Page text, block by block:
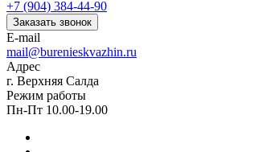
+7 (904) 384-44-90
Заказать звонок
E-mail
mail@burenieskvazhin.ru
Адрес
г. Верхняя Салда
Режим работы
Пн-Пт 10.00-19.00